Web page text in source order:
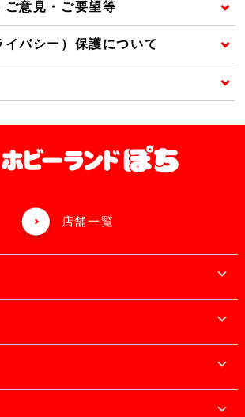
ご意見・ご要望等
イバシー）保護について
店舗一覧